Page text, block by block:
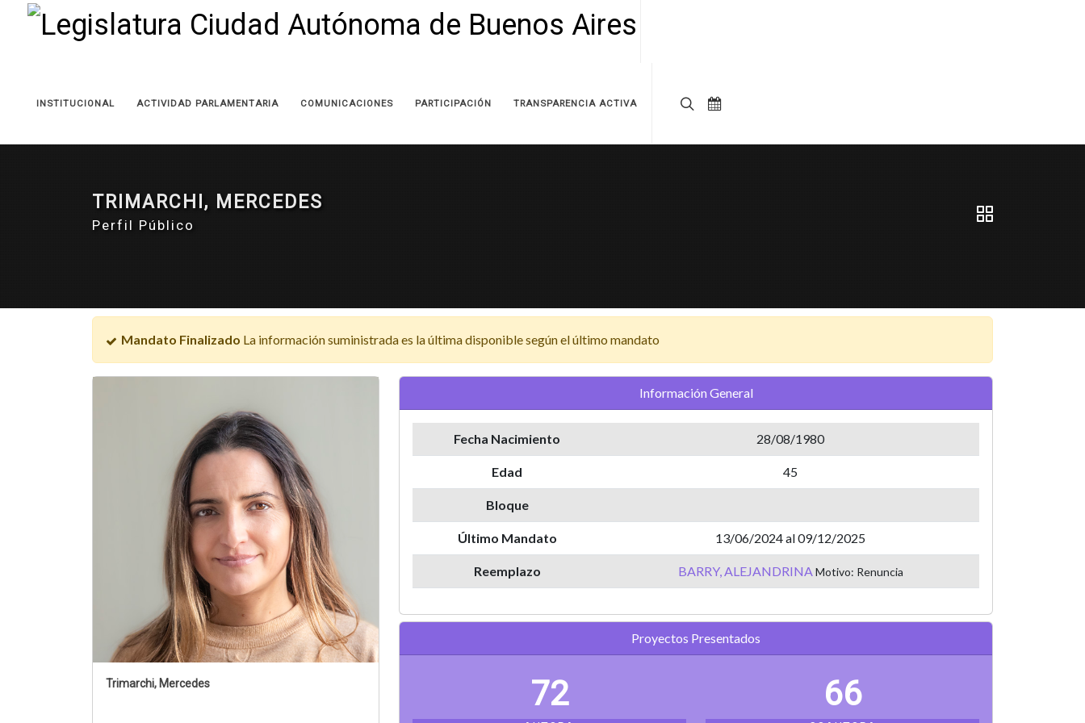
INSTITUCIONAL ACTIVIDAD PARLAMENTARIA COMUNICACIONES PARTICIPACIÓN TRANSPARENCIA ACTIVA
TRIMARCHI, MERCEDES
Perfil Público
Mandato Finalizado La información suministrada es la última disponible según el último mandato
Trimarchi, Mercedes
Información General
Fecha Nacimiento 28/08/1980
Edad 45
Bloque
Último Mandato 13/06/2024 al 09/12/2025
Reemplazo BARRY, ALEJANDRINA Motivo: Renuncia
Proyectos Presentados
72 66